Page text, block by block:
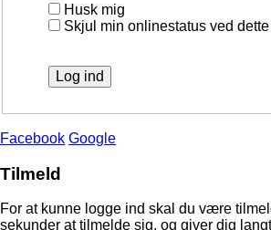
Husk mig
Skjul min onlinestatus ved
Facebook Google
Tilmeld
For at kunne logge ind skal du være
sekunder at tilmelde sig, og giver dig